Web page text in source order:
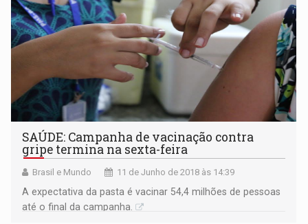
SAÚDE: Campanha de vacinação contra
gripe termina na sexta-feira
Brasil e Mundo 11 de Junho de 2018 às 14:39
A expectativa da pasta é vacinar 54,4 milhões de pessoas
até o final da campanha.